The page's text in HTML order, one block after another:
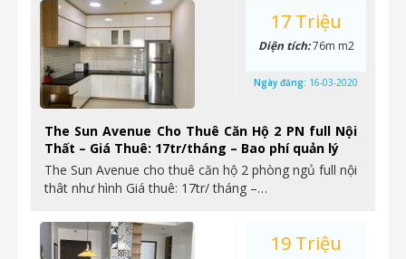
The Sun Avenue Cho Thuê Căn Hộ 2 PN full Nội
Thất – Giá Thuê: 17tr/tháng – Bao phí quản lý
The Sun Avenue cho thuê căn hộ 2 phòng ngủ full nội
thât như hình Giá thuê: 17tr/ tháng –…
17 Triệu
Diện tích:76m m2
Ngày đăng: 16-03-2020
19 Triệu